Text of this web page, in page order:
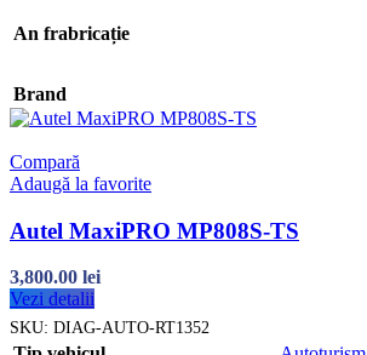
An frabricație
Brand
Compară
Adaugă la favorite
Autel MaxiPRO MP808S-TS
3,800.00 lei
Vezi detalii
SKU: DIAG-AUTO-RT1352